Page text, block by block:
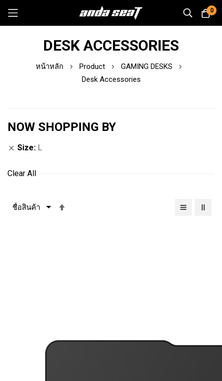
0
DESK ACCESSORIES
หน้าหลัก Product
GAMING DESKS
Desk Accessories
NOW SHOPPING BY
Size L
Clear All